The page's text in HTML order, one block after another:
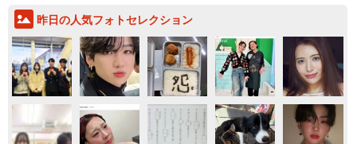
昨日の人気フォトセレクション